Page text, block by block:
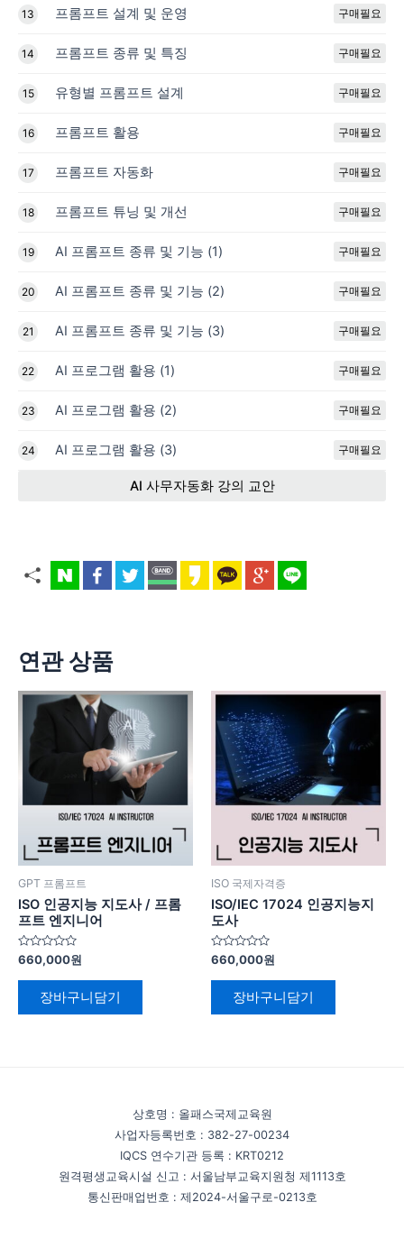
13 프롬프트 설계 및 운영 구매필요
14 프롬프트 종류 및 특징 구매필요
15 유형별 프롬프트 설계 구매필요
16 프롬프트 활용 구매필요
17 프롬프트 자동화 구매필요
18 프롬프트 튜닝 및 개선 구매필요
19 AI 프롬프트 종류 및 기능 (1) 구매필요
20 AI 프롬프트 종류 및 기능 (2) 구매필요
21 AI 프롬프트 종류 및 기능 (3) 구매필요
22 AI 프로그램 활용 (1) 구매필요
23 AI 프로그램 활용 (2) 구매필요
24 AI 프로그램 활용 (3) 구매필요
AI 사무자동화 강의 교안
연관 상품
GPT 프롬프트
ISO 인공지능 지도사 / 프롬
프트 엔지니어
5
중
에
660,000원
장바구니담기
ISO 국제자격증
ISO/IEC 17024 인공지능지
도사
5
중
에
660,000원
장바구니담기
상호명 : 올패스국제교육원
사업자등록번호 : 382-27-00234
IQCS 연수기관 등록 : KRT0212
원격평생교육시설 신고 : 서울남부교육지원청 제1113호
통신판매업번호 : 제2024-서울구로-0213호